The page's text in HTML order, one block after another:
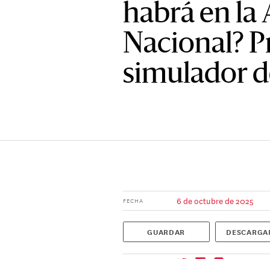
habrá en la
Nacional?
simulador
FECHA 6 de octubre de 2025
GUARDAR